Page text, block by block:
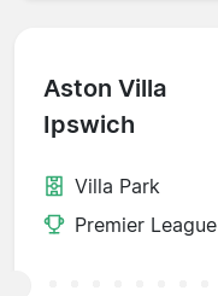
Aston Villa
Ipswich
Villa Park
Premier League